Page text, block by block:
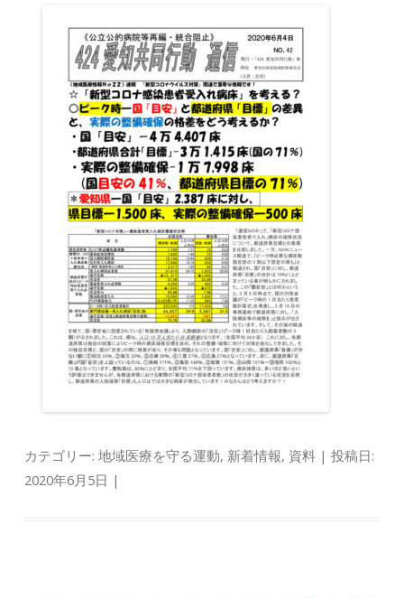
カテゴリー:地域医療を守る運動, 新着情報, 資料 | 投稿日:
2020年6月5日 |